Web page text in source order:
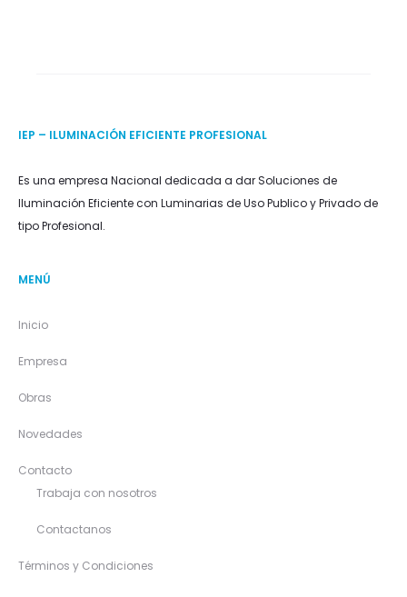
IEP – ILUMINACIÓN EFICIENTE PROFESIONAL
Es una empresa Nacional dedicada a dar Soluciones de
Iluminación Eficiente con Luminarias de Uso Publico y Privado de
tipo Profesional.
MENÚ
Inicio
Empresa
Obras
Novedades
Contacto
Trabaja con nosotros
Contactanos
Términos y Condiciones